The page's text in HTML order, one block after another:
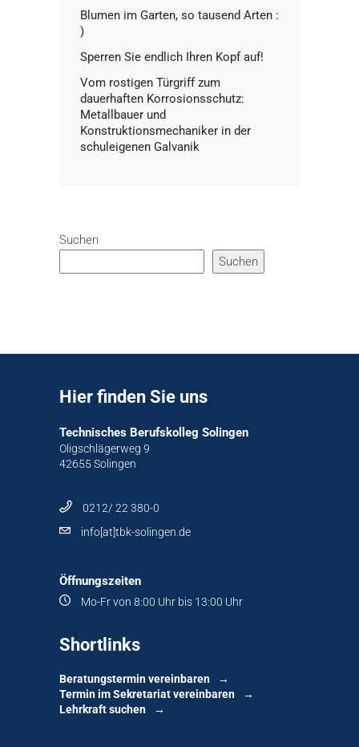
Blumen im Garten, so tausend Arten :
)
Sperren Sie endlich Ihren Kopf auf!
Vom rostigen Türgriff zum
dauerhaften Korrosionsschutz:
Metallbauer und
Konstruktionsmechaniker in der
schuleigenen Galvanik
Suchen
Suchen
Hier finden Sie uns
Technisches Berufskolleg Solingen
Oligschlägerweg 9
42655 Solingen
0212/ 22 380-0
info[at]tbk-solingen.de
Öffnungszeiten
Mo-Fr von 8:00 Uhr bis 13:00 Uhr
Shortlinks
Beratungstermin vereinbaren
Termin im Sekretariat vereinbaren
Lehrkraft suchen